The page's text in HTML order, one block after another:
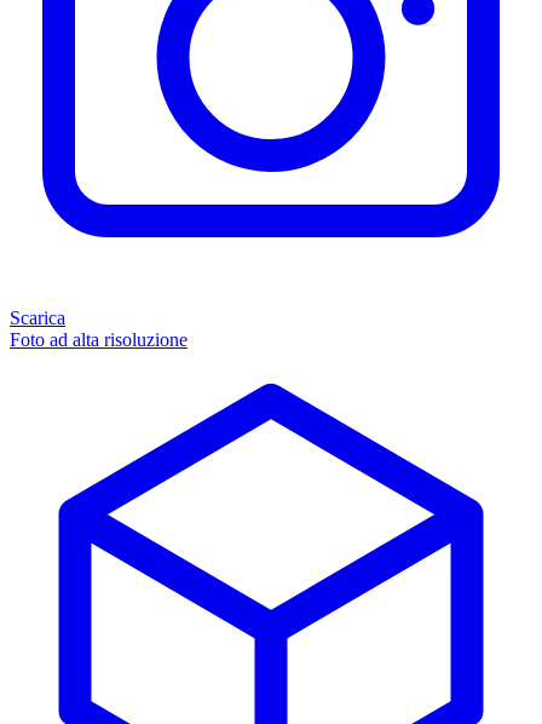
Scarica
Foto ad alta risoluzione